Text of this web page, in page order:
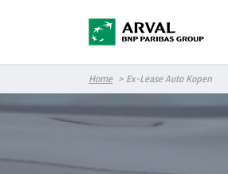
Home Ex-Lease Auto Kopen